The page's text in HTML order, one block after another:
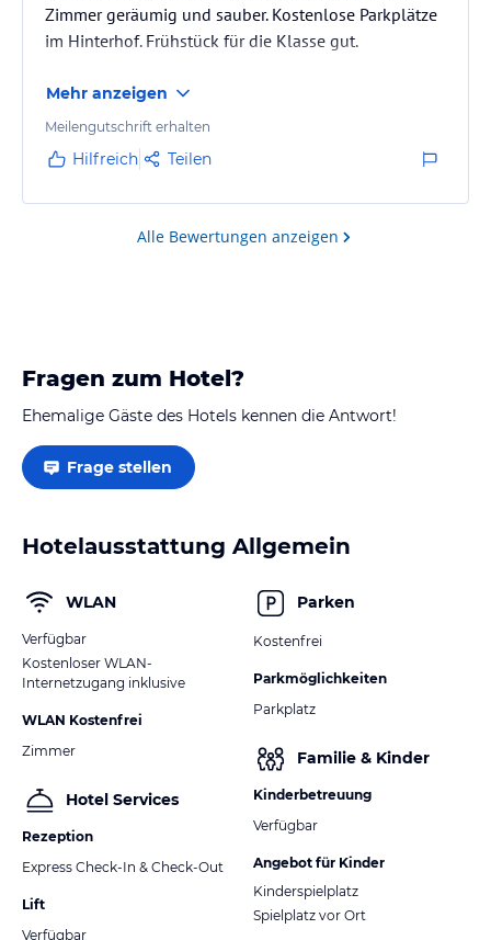
Zimmer geräumig und sauber. Kostenlose Parkplätze
im Hinterhof. Frühstück für die Klasse gut.
Mehr anzeigen
Meilengutschrift erhalten
Hilfreich Teilen
Alle Bewertungen anzeigen
Fragen zum Hotel?
Ehemalige Gäste des Hotels kennen die Antwort!
Frage stellen
Hotelausstattung Allgemein
WLAN
Verfügbar
Kostenloser WLAN-
Internetzugang inklusive
WLAN Kostenfrei
Zimmer
Hotel Services
Rezeption
Express Check-In & Check-Out
Lift
Verfügbar
Parken
Kostenfrei
Parkmöglichkeiten
Parkplatz
Familie & Kinder
Kinderbetreuung
Verfügbar
Angebot für Kinder
Kinderspielplatz
Spielplatz vor Ort